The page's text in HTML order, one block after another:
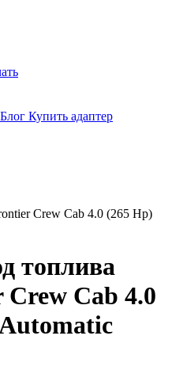
Блог Купить адаптер
Crew Cab 4.0 (265 Hp)
топлива
Cab 4.0